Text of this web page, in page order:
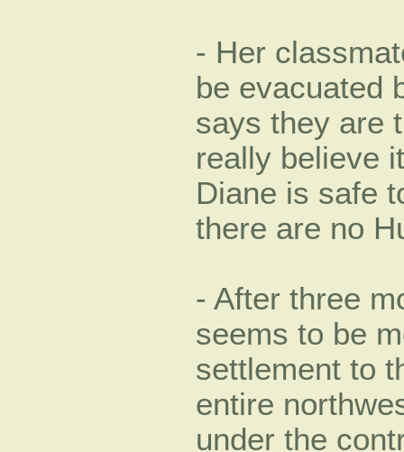
- Her
be evacuated
says they are
really believe
Diane is safe
there are no
- After three
seems to be
settlement to
entire
under the